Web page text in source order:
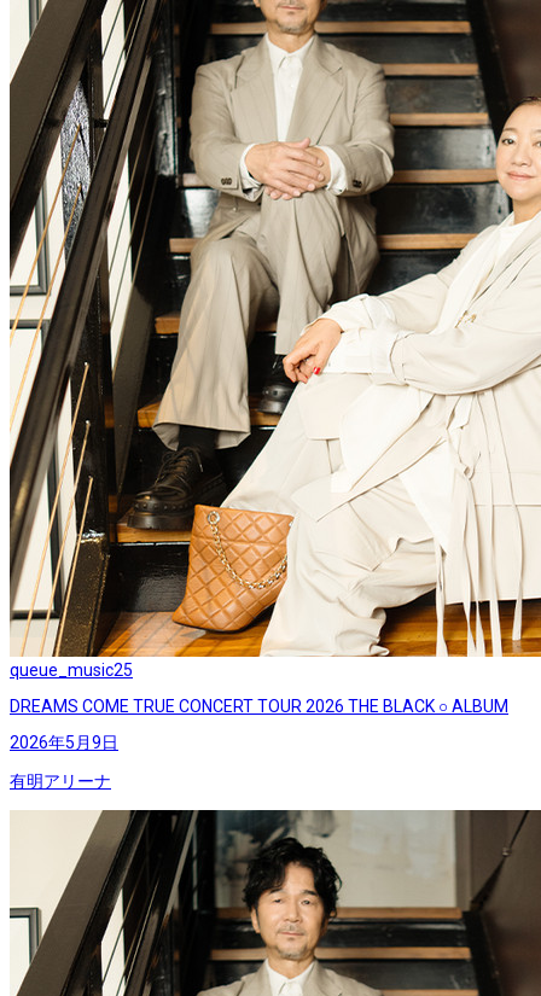
queue_music25
DREAMS COME TRUE CONCERT TOUR 2026 THE BLACK ○ ALBUM
2026年5月9日
有明アリーナ